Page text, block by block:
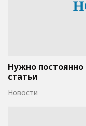
Нужно
статьи
Новости